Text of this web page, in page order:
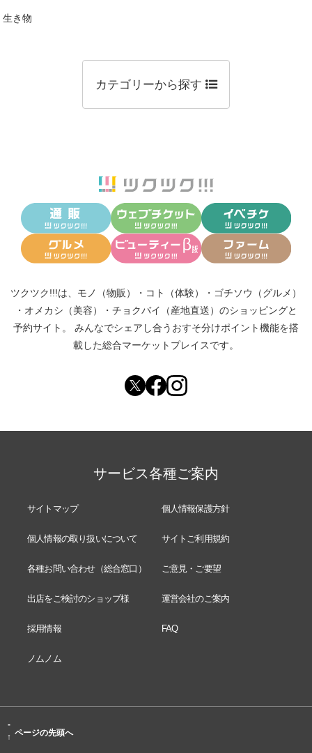
生き物
カテゴリーから探す
ツクツク!!!は、 モノ（物販） ・ コト（体験） ・ ゴチソウ（グルメ）
・ オメカシ（美容） ・ チョクバイ（産地直送） のショッピングと
予約サイト。
みんなでシェアし合う おすそ分けポイント機能を搭
載した総合マーケットプレイスです。
サービス各種ご案内
サイトマップ 個人情報保護方針
個人情報の取り扱いについて サイトご利用規約
各種お問い合わせ（総合窓口） ご意見・ご要望
出店をご検討のショップ様 運営会社のご案内
採用情報 FAQ
ノムノム
-
↑ ページの先頭へ